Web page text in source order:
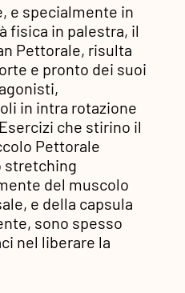
e specialmente in
fisica in palestra, il
Pettorale, risulta
e pronto dei suoi
in intra rotazione
che stirino il
Pettorale
stretching
del muscolo
e della capsula
sono spesso
nel liberare la